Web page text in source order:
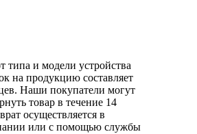
типа и модели устройства
на продукцию составляет
Наши покупатели могут
товар в течение 14
осуществляется в
или с помощью службы